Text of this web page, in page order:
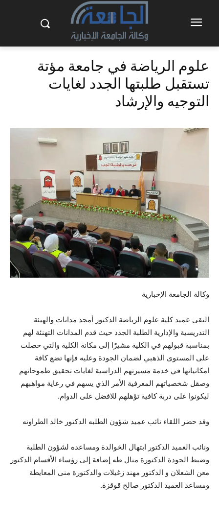
علوم الرياضة في جامعة مؤتة
تستقبل طلبتها الجدد لغايات
التوجيه والإرشاد
وكالة الجامعة الإخبارية
التقى عميد كلية علوم الرياضة الدكتور أمجد مدانات والهيئة
التدريسية والإدارية الطلبة الجدد حيث قدم المدانات التهنئة لهم
بمناسبة قبولهم في الكلية مشيرًا إلى مكانة الكلية والتي حصلت
على المستوى الذهبي لضمان الجودة وعليه فإنها تضع كافة
امكانياتها في خدمة مسيرتهم الدراسية لغايات تحقيق طموحاتهم
وصقل شخصياتهم المعرفية الأمر الذي يسهم في رعاية مواهبهم
ليكونوا على دربة كافية تؤهلهم للافضل على الدوام.
وقد حضر اللقاء نائب عميد شؤون الطلبه الدكتور خالد الطراونه
ونائب العميد الدكتور ابتهال الخوالدة ومساعده لشؤون الطلبة
وضبط الجودة الدكتورة منال طه إضافة إلى رؤساء الأقسام الدكتور
معن الشعلان و الدكتور مهند زغيلات والدكتورة منى المعايطة
ومساعد العميد الدكتور صالح قوقزة.